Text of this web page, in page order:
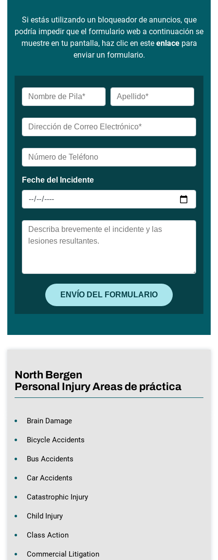
Si estás utilizando un bloqueador de anuncios, que
podría impedir que el formulario web a continuación se
muestre en tu pantalla, haz clic en este enlacepara
enviar un formulario.
North Bergen
Personal Injury Areas de práctica
Brain Damage
Bicycle Accidents
Bus Accidents
Car Accidents
Catastrophic Injury
Child Injury
Class Action
Commercial Litigation